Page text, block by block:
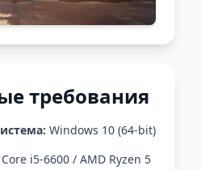
требования
Windows 10 (64-bit)
i5-6600 / AMD Ryzen 5